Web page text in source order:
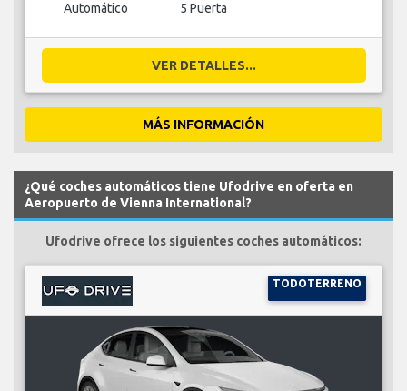
Automático 5 Puerta
VER DETALLES...
MÁS INFORMACIÓN
¿Qué coches automáticos tiene Ufodrive en oferta en
Aeropuerto de Vienna International?
Ufodrive ofrece los siguientes coches automáticos:
TODOTERRENO